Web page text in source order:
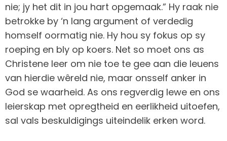
nie; jy het dit in jou hart opgemaak.” Hy raak nie
betrokke by ‘n lang argument of verdedig
homself oormatig nie. Hy hou sy fokus op sy
roeping en bly op koers. Net so moet ons as
Christene leer om nie toe te gee aan die leuens
van hierdie wêreld nie, maar onsself anker in
God se waarheid. As ons regverdig lewe en ons
leierskap met opregtheid en eerlikheid uitoefen,
sal vals beskuldigings uiteindelik erken word.